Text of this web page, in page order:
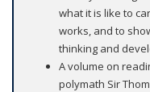
what it is like to
works, and to
thinking and
A volume on
polymath Sir